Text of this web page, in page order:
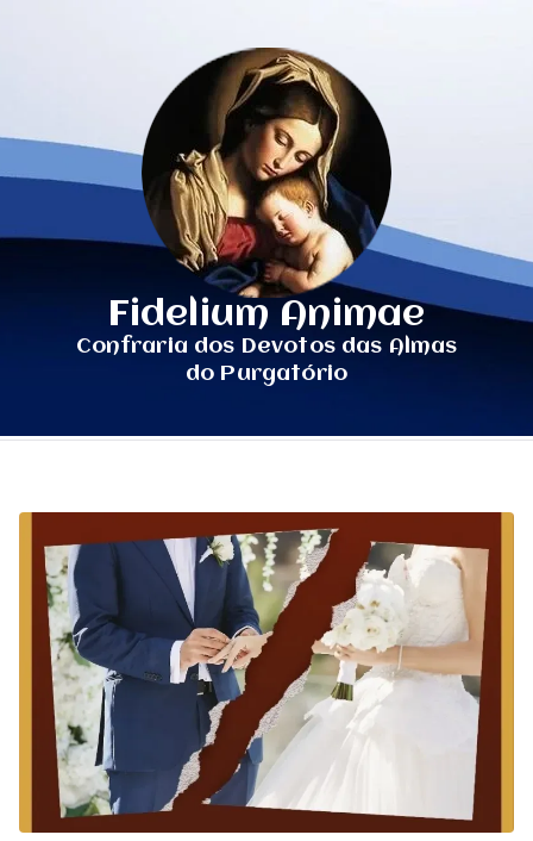
Fidelium Animae
Confraria dos Devotos das Almas
do Purgatório